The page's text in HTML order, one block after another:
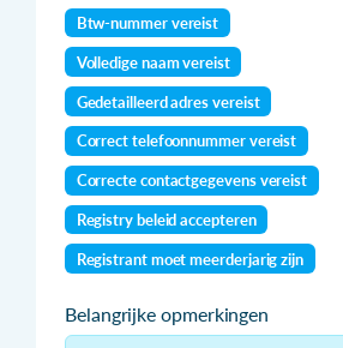
Btw-nummer vereist
Volledige naam vereist
Gedetailleerd adres vereist
Correct telefoonnummer vereist
Correcte contactgegevens vereist
Registry beleid accepteren
Registrant moet meerderjarig zijn
Belangrijke opmerkingen